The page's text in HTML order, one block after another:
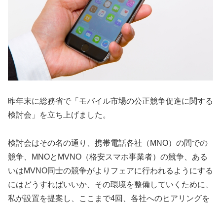
昨年末に総務省で「モバイル市場の公正競争促進に関する
検討会」を立ち上げました。
検討会はその名の通り、携帯電話各社（MNO）の間での
競争、MNOとMVNO（格安スマホ事業者）の競争、ある
いはMVNO同士の競争がよりフェアに行われるようにする
にはどうすればいいか、その環境を整備していくために、
私が設置を提案し、ここまで4回、各社へのヒアリングを